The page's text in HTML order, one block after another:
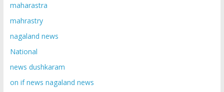
maharastra
mahrastry
nagaland news
National
news dushkaram
on if news nagaland news